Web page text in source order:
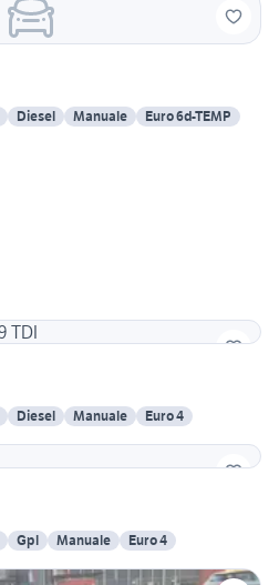
Diesel Manuale Euro 6d-TEMP
Diesel Manuale
Euro 4
Gpl Manuale Euro 4